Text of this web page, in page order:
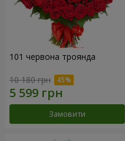
101 червона троянда
10 180 грн
Замовити